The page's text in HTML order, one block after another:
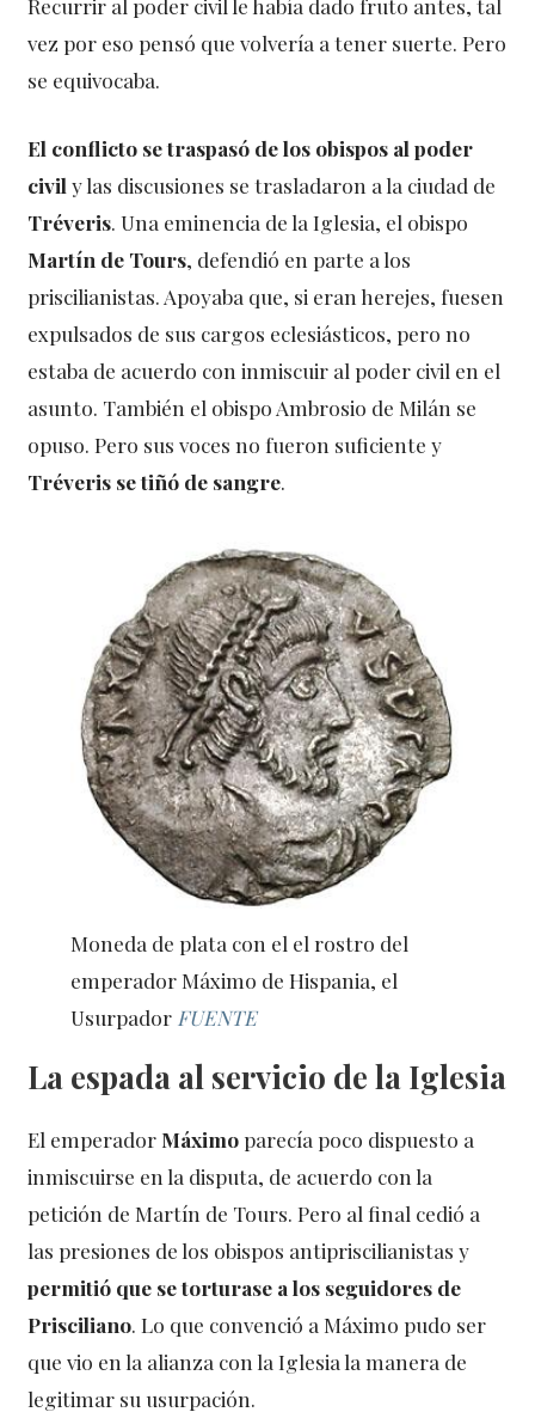
Recurrir al poder civil le había dado fruto antes, tal
vez por eso pensó que volvería a tener suerte. Pero
se equivocaba.
El conflicto se traspasó de los obispos al poder
civil y las discusiones se trasladaron a la ciudad de
Tréveris. Una eminencia de la Iglesia, el obispo
Martín de Tours, defendió en parte a los
priscilianistas. Apoyaba que, si eran herejes, fuesen
expulsados de sus cargos eclesiásticos, pero no
estaba de acuerdo con inmiscuir al poder civil en el
asunto. También el obispo Ambrosio de Milán se
opuso. Pero sus voces no fueron suficiente y
Tréveris se tiñó de sangre.
Moneda de plata con el el rostro del
emperador Máximo de Hispania, el
Usurpador FUENTE
La espada al servicio de la Iglesia
El emperador Máximo parecía poco dispuesto a
inmiscuirse en la disputa, de acuerdo con la
petición de Martín de Tours. Pero al final cedió a
las presiones de los obispos antipriscilianistas y
permitió que se torturase a los seguidores de
Prisciliano . Lo que convenció a Máximo pudo ser
que vio en la alianza con la Iglesia la manera de
legitimar su usurpación.